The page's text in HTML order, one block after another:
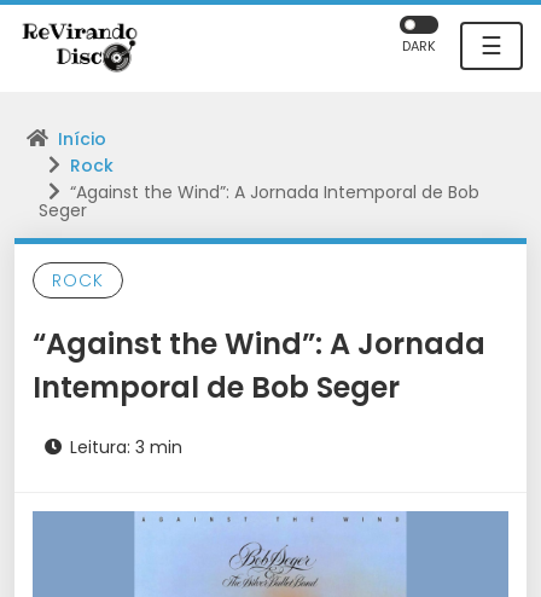
☰
DARK
Início
Rock
“Against the Wind”: A Jornada Intemporal de Bob
Seger
ROCK
“Against the Wind”: A Jornada
Intemporal de Bob Seger
Leitura: 3 min